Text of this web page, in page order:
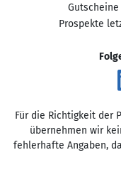
Gutscheine
Prospekte
Für die Richtigkeit der
übernehmen wir
fehlerhafte Angaben,